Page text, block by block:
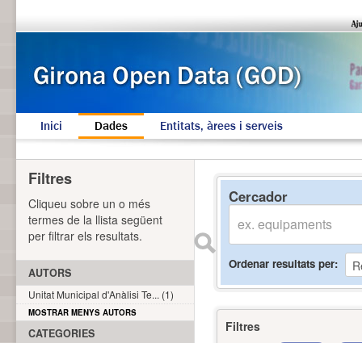
Inici Dades Entitats, àrees i serveis
Cercador
Ordenar resultats per
Filtres
Filtres
Cliqueu sobre un o més
termes de la llista següent
per filtrar els resultats.
AUTORS
Unitat Municipal d'Anàlisi Te... (1)
MOSTRAR MENYS AUTORS
CATEGORIES